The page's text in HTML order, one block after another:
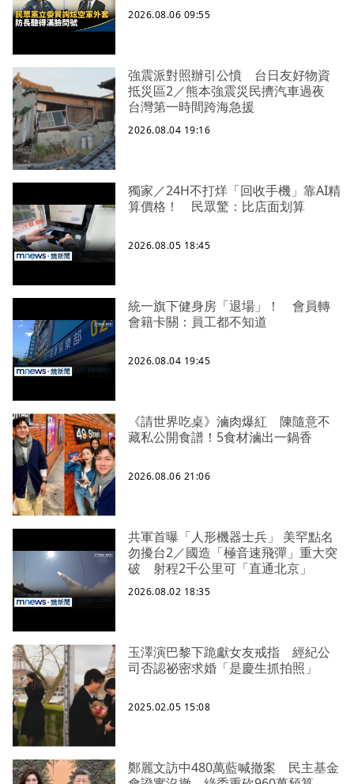
2026.08.06 09:55
強震派對照辦引公憤 台日友好物資
抵災區2／熊本強震災民擠汽車過夜
台灣第一時間跨海急援
2026.08.04 19:16
獨家／24H不打烊「回收手機」靠AI精
算價格！ 民眾驚：比店面划算
2026.08.05 18:45
統一旗下健身房「退場」！ 會員轉
會籍卡關：員工都不知道
2026.08.04 19:45
《請世界吃桌》滷肉爆紅 陳隨意不
藏私公開食譜！5食材滷出一鍋香
2026.08.06 21:06
共軍首曝「人形機器士兵」 美罕點名
勿擾台2／國造「極音速飛彈」重大突
破 射程2千公里可「直通北京」
2026.08.02 18:35
玉澤演巴黎下跪獻女友戒指 經紀公
司否認祕密求婚「是慶生抓拍照」
2025.02.05 15:08
鄭麗文訪中480萬藍喊撤案 民主基金